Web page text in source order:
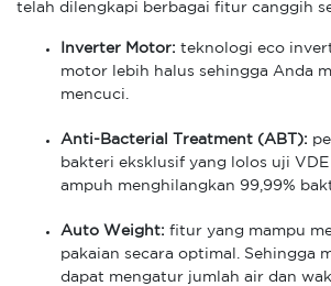
telah dilengkapi berbagai fitur canggih
Inverter Motor: teknologi eco
motor lebih halus sehingga Anda
mencuci.
Anti-Bacterial Treatment (ABT):
bakteri eksklusif yang lolos uji
ampuh menghilangkan 99,99%
Auto Weight: fitur yang mampu
pakaian secara optimal. Sehingga
dapat mengatur jumlah air dan